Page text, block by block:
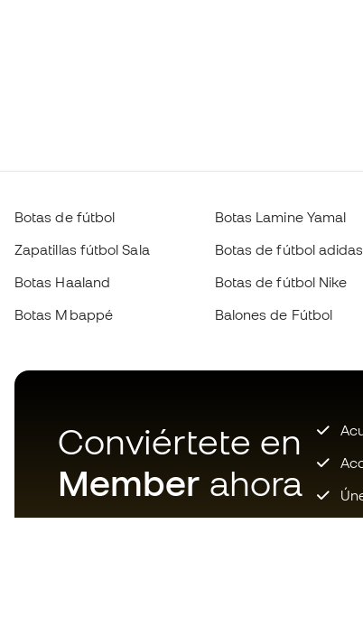
Botas de fútbol
Zapatillas fútbol Sala
Botas Haaland
Botas Mbappé
Botas Lamine Yamal
Botas de fútbol adidas
Botas de fútbol Nike
Balones de Fútbol
Conviértete en
Member ahora